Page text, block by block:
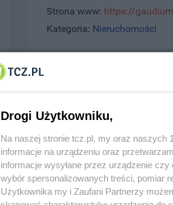
Strona www: https://
Kategoria: Nieruchomości
: W Gaudium
eksperci od kupna i
Powierzając nam swój
podejście gwarantuje, że
Numer wpisu 3295, wyświetleń: 138
GALERIA ZDJĘĆ
Drogi Użytkowniku,
Na naszej stronie tcz.pl, my oraz naszych
informacje na urządzeniu oraz
informacje wysyłane przez urządzenie
wybór spersonalizowanych treści, pomiar
Użytkownika my i Zaufani Partnerzy